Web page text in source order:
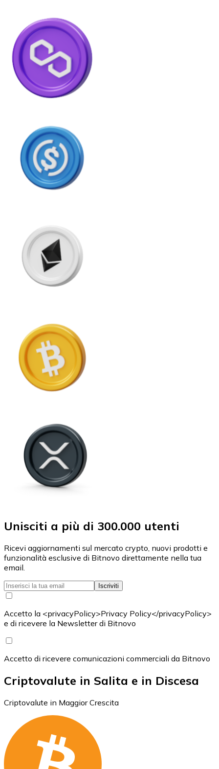
Unisciti a più di 300.000 utenti
Ricevi aggiornamenti sul mercato crypto, nuovi prodotti e
funzionalità esclusive di Bitnovo direttamente nella tua
email.
Iscriviti
Accetto la <privacyPolicy>Privacy Policy</privacyPolicy>
e di ricevere la Newsletter di Bitnovo
Accetto di ricevere comunicazioni commerciali da Bitnovo
Criptovalute in Salita e in Discesa
Criptovalute in Maggior Crescita